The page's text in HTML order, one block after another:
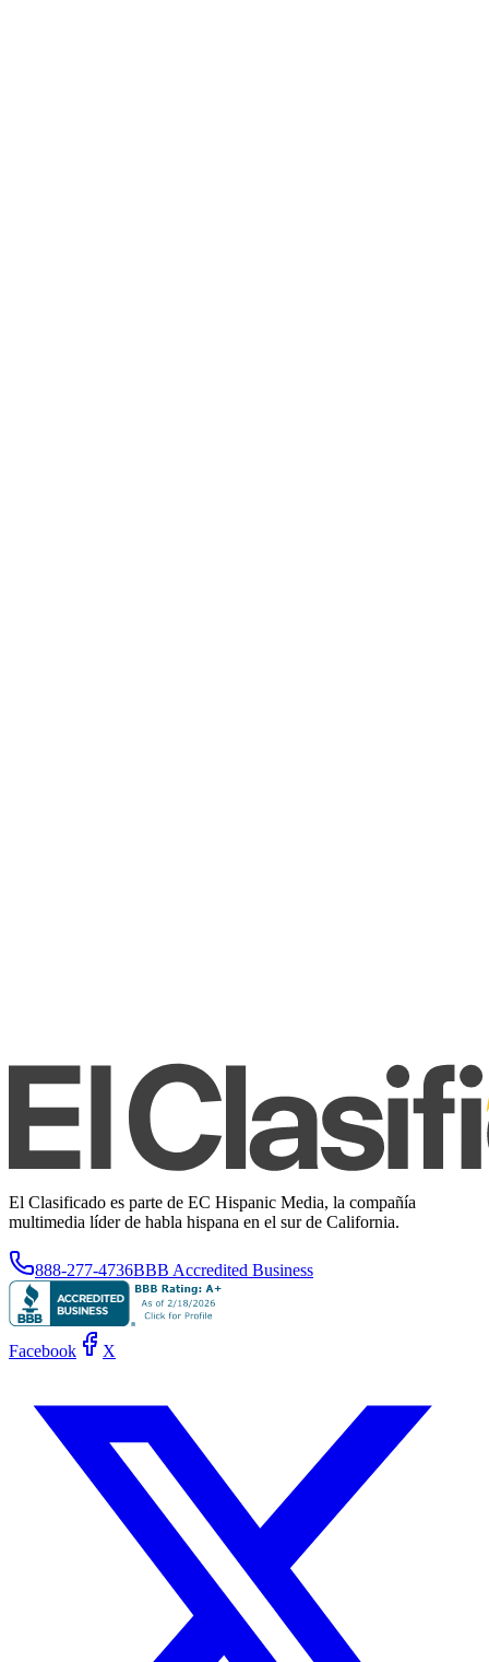
El Clasificado es parte de EC Hispanic Media, la compañía
multimedia líder de habla hispana en el sur de California.
888-277-4736BBB Accredited Business
Facebook X